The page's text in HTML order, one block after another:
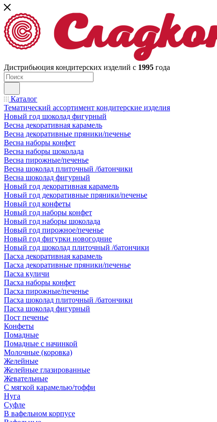
Дистрибьюция кондитерских изделий с 1995 года
Каталог
Тематический ассортимент кондитерские изделия
Новый год шоколад фигурный
Весна декоративная карамель
Весна декоративные пряники/печенье
Весна наборы конфет
Весна наборы шоколада
Весна пирожные/печенье
Весна шоколад плиточный /батончики
Весна шоколад фигурный
Новый год декоративная карамель
Новый год декоративные пряники/печенье
Новый год конфеты
Новый год наборы конфет
Новый год наборы шоколада
Новый год пирожное/печенье
Новый год фигурки новогодние
Новый год шоколад плиточный /батончики
Пасха декоративная карамель
Пасха декоративные пряники/печенье
Пасха куличи
Пасха наборы конфет
Пасха пирожные/печенье
Пасха шоколад плиточный /батончики
Пасха шоколад фигурный
Пост печенье
Конфеты
Помадные
Помадные с начинкой
Молочные (коровка)
Желейные
Желейные глазированные
Жевательные
С мягкой карамелью/тоффи
Нуга
Суфле
В вафельном корпусе